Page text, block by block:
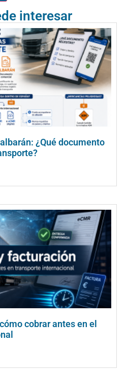
interesar
¿Qué documento
cobrar antes en el